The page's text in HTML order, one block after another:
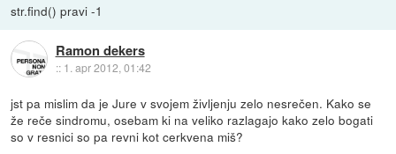
str.find() pravi -1
Ramon dekers
:: 1. apr 2012, 01:42
jst pa mislim da je Jure v svojem življenju zelo nesrečen. Kako se
že reče sindromu, osebam ki na veliko razlagajo kako zelo bogati
so v resnici so pa revni kot cerkvena miš?